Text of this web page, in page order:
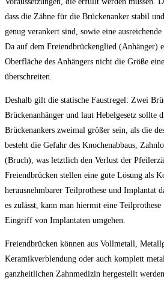
dass die Zähne für die Brückenanker stabil
genug verankert sind, sowie eine
Da auf dem Freiendbrückenglied (Anhänger)
Oberfläche des Anhängers nicht die Größe
überschreiten.
Deshalb gilt die statische Faustregel: Zwei
Brückenanhänger und laut Hebelgesetz sollte
Brückenankers zweimal größer sein, als die
besteht die Gefahr des Knochenabbaus,
(Bruch), was letztlich den Verlust der
Freiendbrücken stellen eine gute Lösung als
herausnehmbarer Teilprothese und Implantat
es zulässt, kann man hiermit eine
Eingriff von Implantaten umgehen.
Freiendbrücken können aus Vollmetall,
Keramikverblendung oder auch komplett
ganzheitlichen Zahnmedizin hergestellt